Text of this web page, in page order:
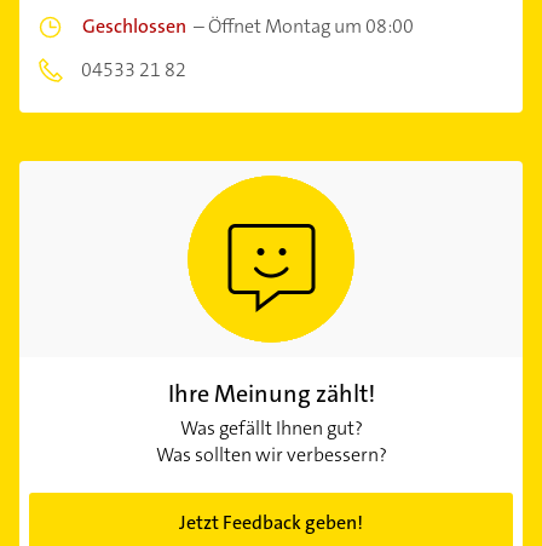
Geschlossen –Öffnet Montag um 08:00
04533 21 82
Ihre Meinung zählt!
Was gefällt Ihnen gut?
Was sollten wir verbessern?
Jetzt Feedback geben!